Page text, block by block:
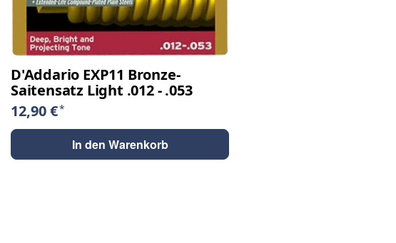
D'Addario EXP11 Bronze-
Saitensatz Light .012 - .053
12,90 €*
In den Warenkorb